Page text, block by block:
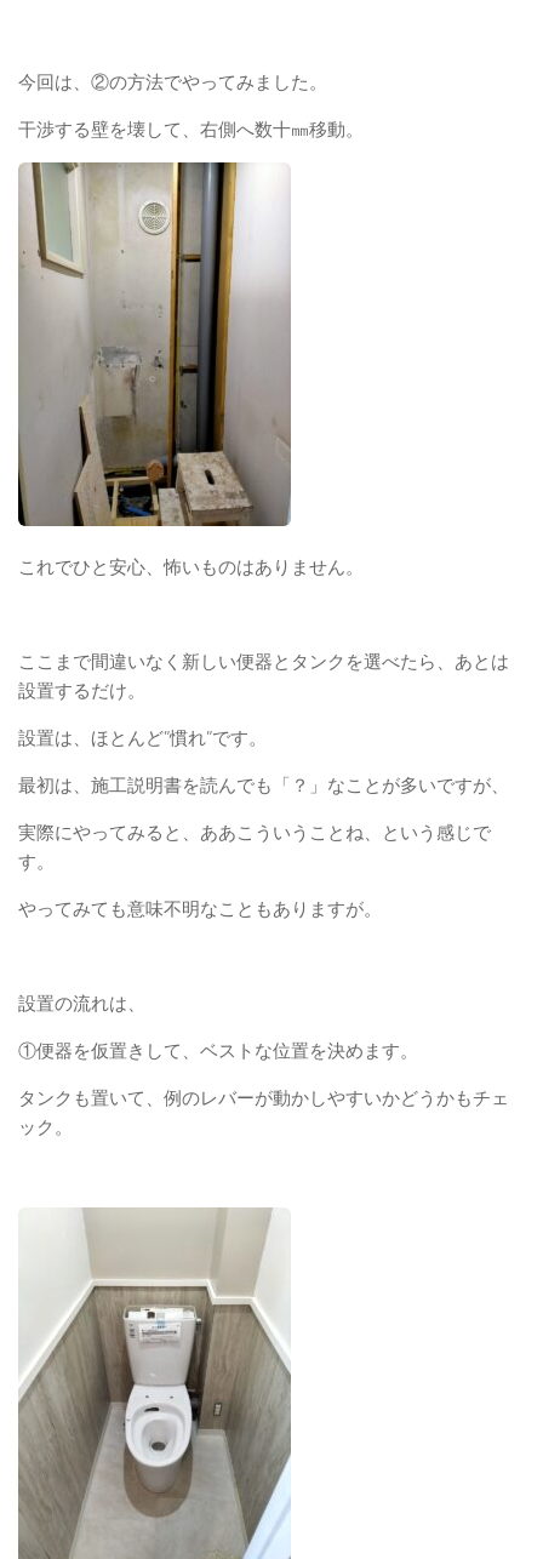
今回は、②の方法でやってみました。
干渉する壁を壊して、右側へ数十㎜移動。
これでひと安心、怖いものはありません。
ここまで間違いなく新しい便器とタンクを選べたら、あとは
設置するだけ。
設置は、ほとんど”慣れ”です。
最初は、施工説明書を読んでも「？」なことが多いですが、
実際にやってみると、ああこういうことね、という感じで
す。
やってみても意味不明なこともありますが。
設置の流れは、
①便器を仮置きして、ベストな位置を決めます。
タンクも置いて、例のレバーが動かしやすいかどうかもチェ
ック。